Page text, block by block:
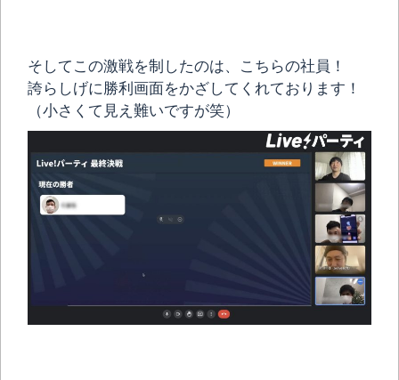
そしてこの激戦を制したのは、こちらの社員！
誇らしげに勝利画面をかざしてくれております！
（小さくて見え難いですが笑）